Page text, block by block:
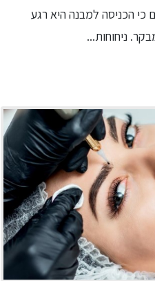
כי הכניסה למבנה היא רגע
ניחוחות...